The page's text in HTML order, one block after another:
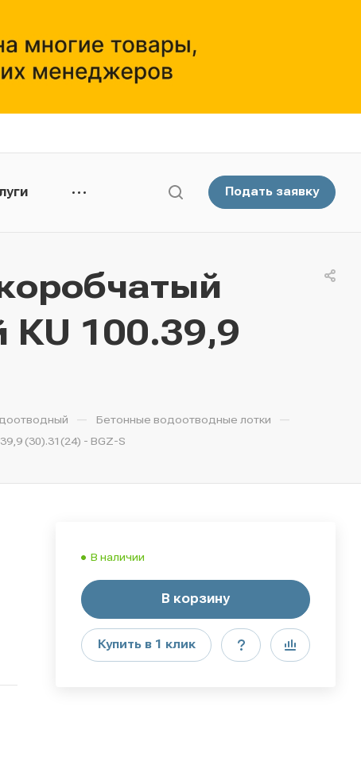
Подать заявку
КU 100.39,9
— Бетонные водоотводные лотки —
(30).31(24) - BGZ-S
В наличии
В корзину
Купить в 1 клик